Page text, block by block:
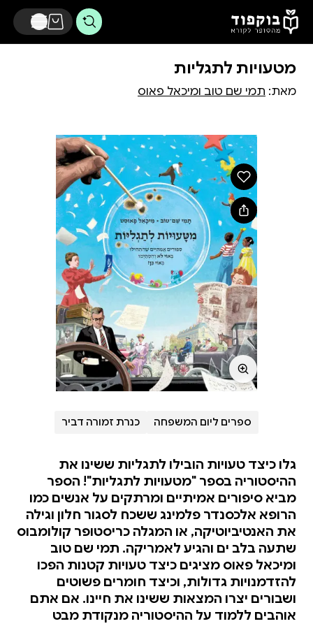
דלג לתוכן הראשי
מטעויות לתגליות
מאת: תמי שם טוב ומיכאל פאוס
ספרים ליום המשפחה כנרת זמורה דביר
גלו כיצד טעויות הובילו לתגליות ששינו את
ההיסטוריה בספר "מטעויות לתגליות"! הספר
מביא סיפורים אמיתיים ומרתקים על אנשים כמו
הרופא אלכסנדר פלמינג ששכח לסגור חלון וגילה
את האנטיביוטיקה, או המגלה כריסטופר קולומבוס
שתעה בלב ים והגיע לאמריקה. תמי שם טוב
ומיכאל פאוס מציגים כיצד טעויות קטנות הפכו
להזדמנויות גדולות, וכיצד חומרים פשוטים
ושבורים יצרו המצאות ששינו את חיינו. אם אתם
אוהבים ללמוד על ההיסטוריה מנקודת מבט